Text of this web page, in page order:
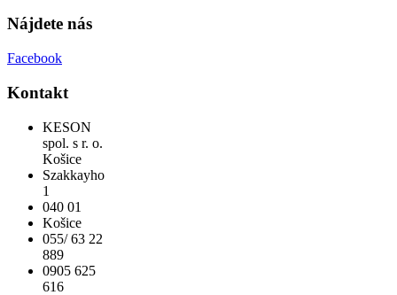
Nájdete nás
Facebook
Kontakt
KESON
spol. s r. o.
Košice
Szakkayho
1
040 01
Košice
055/ 63 22
889
0905 625
616